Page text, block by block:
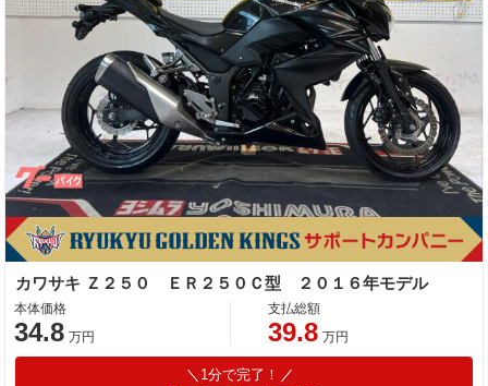
カワサキ Ｚ２５０ ＥＲ２５０Ｃ型 ２０１６年モデル
本体価格
34.8 万円
支払総額
39.8 万円
1分で完了！